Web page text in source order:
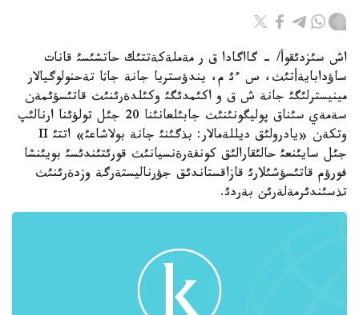
اش سئزدئقوأ/ - گااگادا ق ر مةملةكةتتئك حاتشئسئ قانات
ساؤدابايةأتئث، س ءئ م، يندؤستريا جانة جاثا تةحنولوگيالار
مينيسترلئگئ جانة ش ق و اكئمدئگئ وكئلدةرئنئث قاتئسؤئمةن
سةمةي سئناق پوليگونئنئث جابئلعانئنا 20 جئل تولؤئنا ارنالئپ
وتكةن «يادرولئق ديللةمالار: بذگئنئ جانة بولاشاعئ» اتتئ II
جئل سايئنعئ حالئقارالئق كونفةرةنسيانئث قورئتئندئسئ بويئنشا
فورؤم قاتئسؤشئلارئ قازاقستاندئق جؤرناليستةرگة وزدةرئنئث
تذسئندئرمةلةرئن بةردئ.